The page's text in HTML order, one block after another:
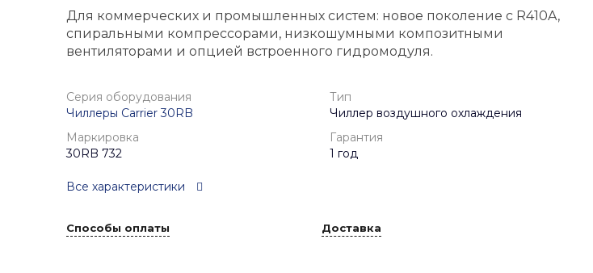
Для коммерческих и промышленных систем: новое поколение с R410A,
спиральными компрессорами, низкошумными композитными
вентиляторами и опцией встроенного гидромодуля.
Серия оборудования
Чиллеры Carrier 30RB
Тип
Чиллер воздушного охлаждения
Маркировка
30RB 732
Гарантия
1 год
Все характеристики
Способы оплаты Доставка